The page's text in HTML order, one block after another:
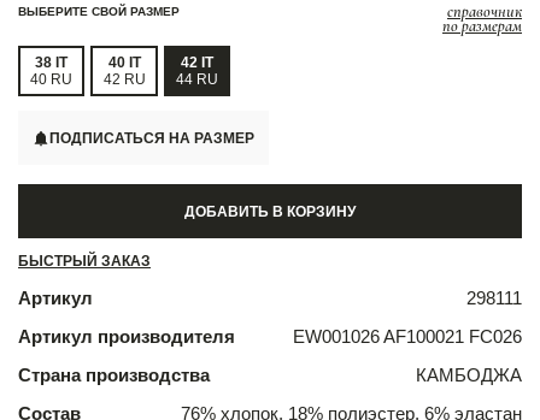
ВЫБЕРИТЕ СВОЙ РАЗМЕР справочник
по размерам
38 IT
40 RU
40 IT
42 RU
42 IT
44 RU
ПОДПИСАТЬСЯ НА РАЗМЕР
ДОБАВИТЬ В КОРЗИНУ
БЫСТРЫЙ ЗАКАЗ
Артикул
298111
Артикул производителя
EW001026 AF100021 FC026
Страна производства
КАМБОДЖА
Состав
76% хлопок, 18% полиэстер, 6% эластан